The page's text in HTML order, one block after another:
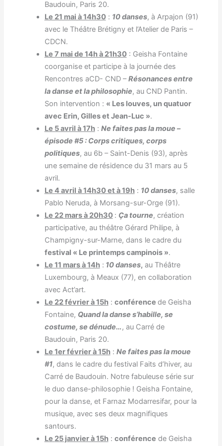
Baudouin, Paris 20.
Le 21 mai à 14h30: 10 danses, à Arpajon (91)
avec le Théâtre Brétigny et l’Atelier de Paris –
CDCN.
Le 7 mai de 14h à 21h30: Geisha Fontaine
coorganise et participe à la journée des
Rencontres aCD- CND –Résonances entre
la danse et la philosophie, au CND Pantin.
Son intervention : « Les louves, un quatuor
avec Erin, Gilles et Jean-Luc ».
Le 5 avril à 17h: Ne faites pas la moue –
épisode #5 : Corps critiques, corps
politiques, au 6b – Saint-Denis (93), après
une semaine de résidence du 31 mars au 5
avril.
Le 4 avril à 14h30 et à 19h: 10 danses, salle
Pablo Neruda, à Morsang-sur-Orge (91).
Le 22 mars à 20h30 : Ça tourne, création
participative, au théâtre Gérard Philipe, à
Champigny-sur-Marne, dans le cadre du
festival « Le printemps campinois ».
Le 11 mars à 14h: 10 danses, au Théâtre
Luxembourg, à Meaux (77), en collaboration
avec Act’art.
Le 22 février à 15h: conférence de Geisha
Fontaine, Quand la danse s’habille, se
costume, se dénude…, au Carré de
Baudouin, Paris 20.
Le 1er février à 15h: Ne faites pas la moue
#1, dans le cadre du festival Faits d’hiver, au
Carré de Baudouin. Notre fabuleuse série sur
le duo danse-philosophie ! Geisha Fontaine,
pour la danse, et Farnaz Modarresifar, pour la
musique, avec ses deux magnifiques
santours.
Le 25 janvier à 15h: conférence de Geisha